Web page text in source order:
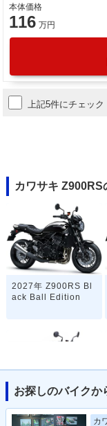
本体価格
116 万円
上記5件にチェック
カワサキ
2027年 Z900RS Bl
ack Ball Edition
2025年 Z900RS・
お探しのバイクか
カ